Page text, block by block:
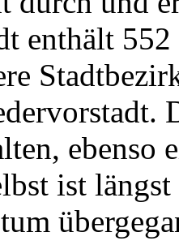
enthält
ebenso
ist